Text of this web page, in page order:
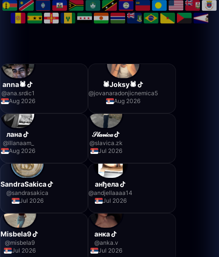
anna🕷️
@ana.srdic1
Aug 2026
🕷️Јоksy🕷️
@jovanaradonjicnemica5
Aug 2026
лана
@lllanaam_
Aug 2026
𝒮𝓁𝒶𝓋𝒾𝒸𝒶
@slavica.zk
Jul 2026
SandraSakica
@sandrasakica
Jul 2026
анђела
@andjellaaaa14
Jul 2026
Misbela9
@misbela9
Jul 2026
анка
@anka.v
Jul 2026